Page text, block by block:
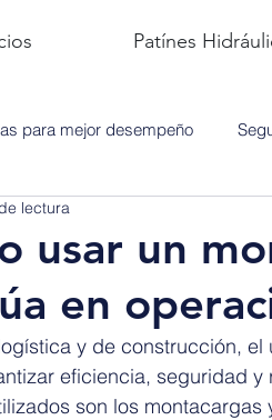
Patínes
para mejor desempeño
usar un
en
lectura
y de construcción,
eficiencia, seguridad
son los